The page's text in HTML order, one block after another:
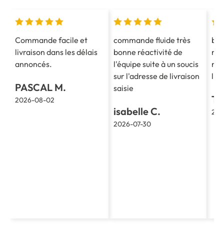
Commande facile et
livraison dans les délais
annoncés.
PASCAL M.
2026-08-02
commande fluide très
bonne réactivité de
l'équipe suite à un soucis
sur l'adresse de livraison
saisie
isabelle C.
2026-07-30